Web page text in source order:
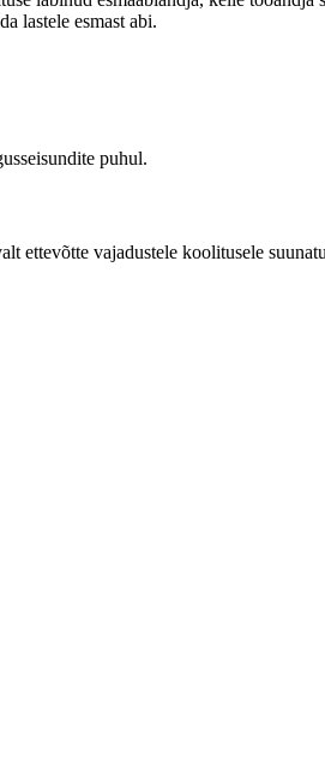
lastele esmast abi.
puhul.
ettevõtte vajadustele koolitusele